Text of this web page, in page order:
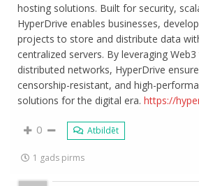
hosting solutions. Built for security,
HyperDrive enables businesses,
projects to store and distribute data
centralized servers. By leveraging
distributed networks, HyperDrive
censorship-resistant, and high-
solutions for the digital era.https://
0 Atbildēt
1 gads pirms